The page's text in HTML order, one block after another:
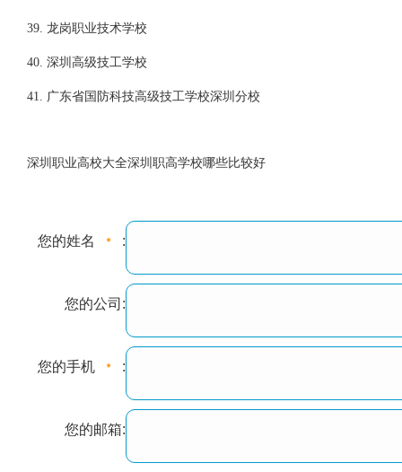
39. 龙岗职业技术学校
40. 深圳高级技工学校
41. 广东省国防科技高级技工学校深圳分校
深圳职业高校大全深圳职高学校哪些比较好
您的姓名 :
您的公司:
您的手机 :
您的邮箱: